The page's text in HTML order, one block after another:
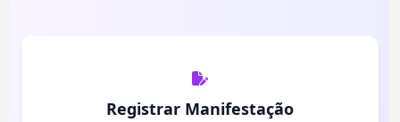
Registrar Manifestação